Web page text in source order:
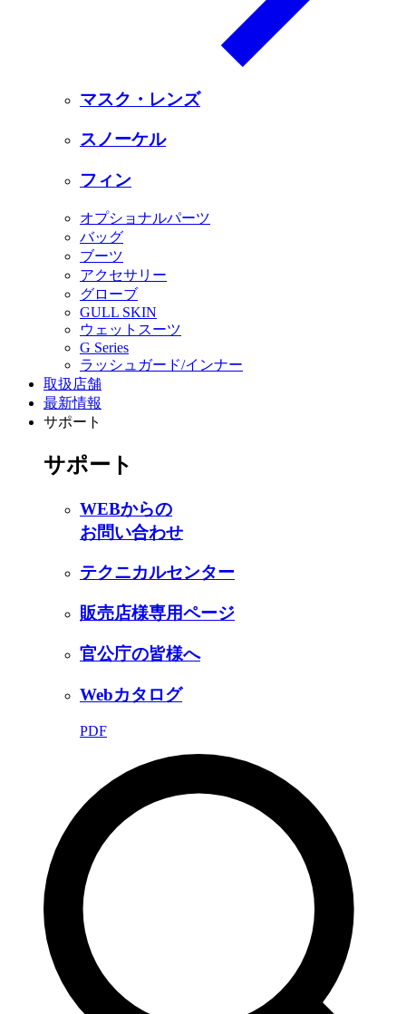
マスク・レンズ
スノーケル
フィン
オプショナルパーツ
バッグ
ブーツ
アクセサリー
グローブ
GULL SKIN
ウェットスーツ
G Series
ラッシュガード/インナー
取扱店舗
最新情報
サポート
サポート
WEBからの
お問い合わせ
テクニカルセンター
販売店様専用ページ
官公庁の皆様へ
Webカタログ
PDF